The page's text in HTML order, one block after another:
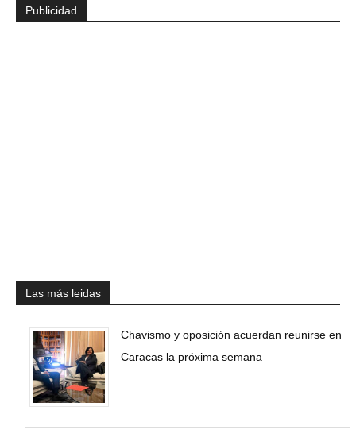
Publicidad
Las más leidas
Chavismo y oposición acuerdan reunirse en
Caracas la próxima semana